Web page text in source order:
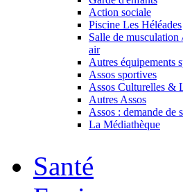
Action sociale
Piscine Les Héléades
Salle de musculation
air
Autres équipements
Assos sportives
Assos Culturelles &
Autres Assos
Assos : demande de
La Médiathèque
Santé